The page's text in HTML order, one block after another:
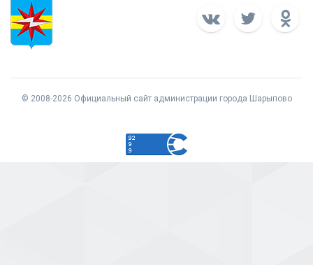
© 2008-2026 Официальный сайт администрации города Шарыпово